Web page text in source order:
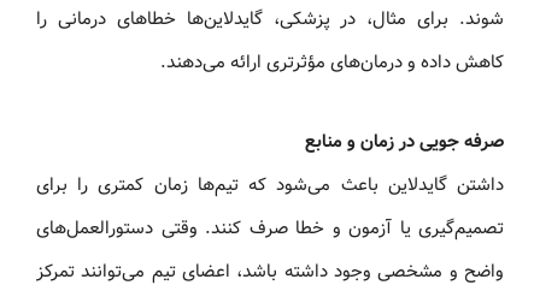
شوند. برای مثال، در پزشکی، گایدلاین‌ها خطاهای درمانی را
کاهش داده و درمان‌های مؤثرتری ارائه می‌دهند.
صرفه‌ جویی در زمان و منابع
داشتن گایدلاین باعث می‌شود که تیم‌ها زمان کمتری را برای
تصمیم‌گیری یا آزمون و خطا صرف کنند. وقتی دستورالعمل‌های
واضح و مشخصی وجود داشته باشد، اعضای تیم می‌توانند تمرکز